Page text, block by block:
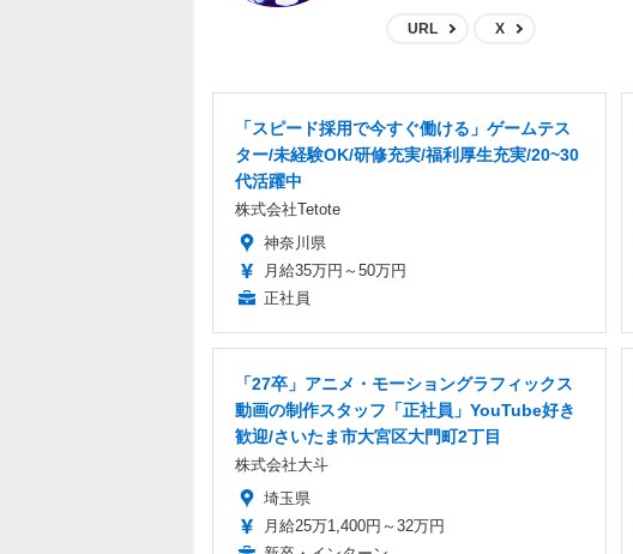
URL X
「スピード採用で今すぐ働ける」ゲームテス
ター/未経験OK/研修充実/福利厚生充実/20~30
代活躍中
株式会社Tetote
神奈川県
月給35万円～50万円
正社員
「27卒」アニメ・モーショングラフィックス
動画の制作スタッフ「正社員」YouTube好き
歓迎/さいたま市大宮区大門町2丁目
株式会社大斗
埼玉県
月給25万1,400円～32万円